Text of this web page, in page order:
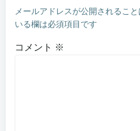
メールアドレスが公開されること
いる欄は必須項目です
コメント ※